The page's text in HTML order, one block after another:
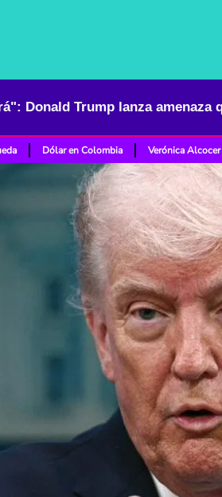
Dólar en Colombia Verónica Alcocer